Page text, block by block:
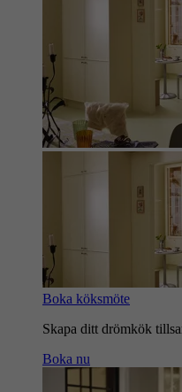
Boka köksmöte
Skapa ditt drömkök
Boka nu